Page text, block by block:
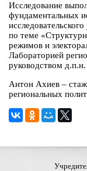
Исследование
фундаментальных
по теме
режимов и
Лабораторией
руководством
Антон Ахиев –
региональных